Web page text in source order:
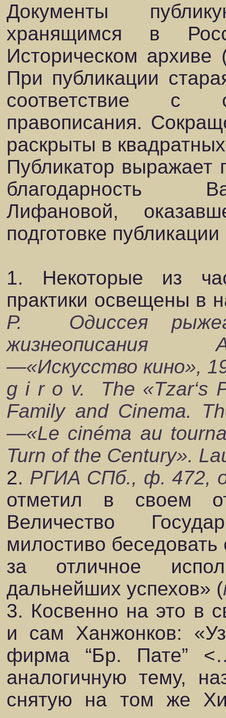
Документы
хранящимся в
Историческом архиве
При публикации
соответствие с
правописания.
раскрыты в
Публикатор выражает
благодарность
Лифановой,
подготовке публикации
1. Некоторые из
практики освещены в
Р. Одиссея
жизнеописания
—«Искусство кино»,
g i r o v. The «Tzar‘s
Family and Cinema.
—«Le cinéma au
Turn of the Century».
2. РГИА СПб., ф. 472,
отметил в своем
Величество
милостиво
за отличное
дальнейших успехов» (
3. Косвенно на это в
и сам Ханжонков:
фирма “Бр. Пате”
аналогичную тему,
снятую на том же